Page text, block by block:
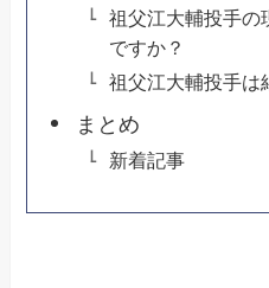
祖父江大輔投手の
ですか？
祖父江大輔投手は
まとめ
新着記事